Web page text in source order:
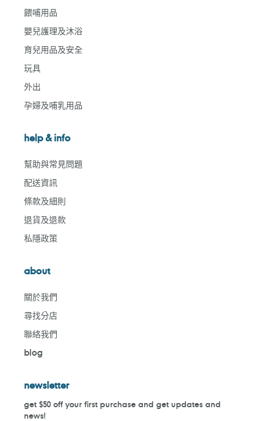
餵哺用品
嬰兒護理及沐浴
育兒用品及安全
玩具
外出
孕婦及哺乳用品
help & info
幫助與常見問題
配送資訊
條款及細則
退貨及退款
私隱政策
about
關於我們
尋找分店
聯絡我們
blog
newsletter
get $50 off your first purchase and get updates and
news!